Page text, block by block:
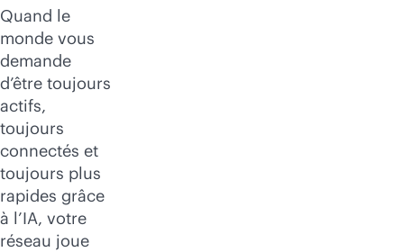
Quand le
monde vous
demande
d’être toujours
actifs,
toujours
connectés et
toujours plus
rapides grâce
à l’IA, votre
réseau joue